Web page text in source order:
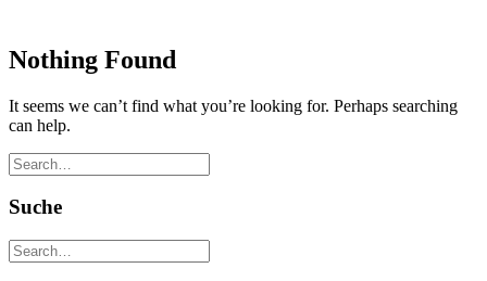
Nothing Found
It seems we can’t find what you’re looking for. Perhaps searching
can help.
Suche